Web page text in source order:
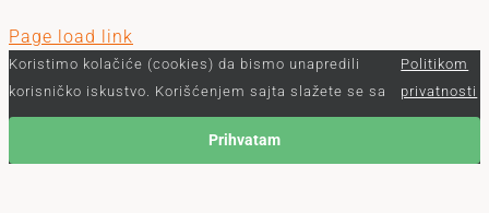
Page load link
Koristimo kolačiće (cookies) da bismo unapredili
korisničko iskustvo. Korišćenjem sajta slažete se sa
Politikom
privatnosti
Prihvatam